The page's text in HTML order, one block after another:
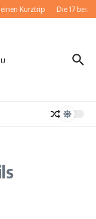
Kurztrip Die 17